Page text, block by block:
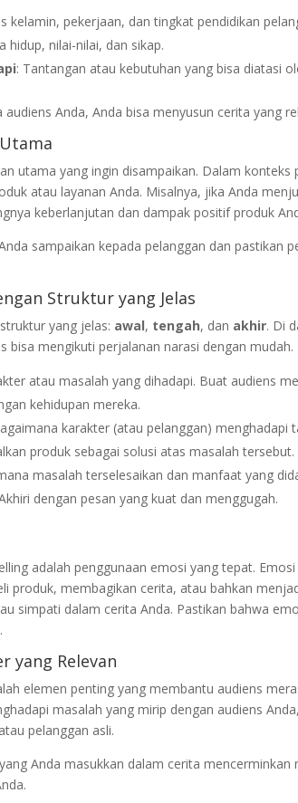
kelamin, pekerjaan, dan tingkat pendidikan
hidup, nilai-nilai, dan sikap.
: Tantangan atau kebutuhan yang bisa diatasi
Anda, Anda bisa menyusun cerita yang
utama yang ingin disampaikan. Dalam
atau layanan Anda. Misalnya, jika Anda
keberlanjutan dan dampak positif produk
sampaikan kepada pelanggan dan pastikan
Struktur yang Jelas
yang jelas: awal, tengah, dan akhir. Di
bisa mengikuti perjalanan narasi dengan mudah.
atau masalah yang dihadapi. Buat audiens
kehidupan mereka.
karakter (atau pelanggan) menghadapi
produk sebagai solusi atas masalah tersebut.
masalah terselesaikan dan manfaat yang
dengan pesan yang kuat dan menggugah.
adalah penggunaan emosi yang tepat.
produk, membagikan cerita, atau bahkan
simpati dalam cerita Anda. Pastikan bahwa
yang Relevan
elemen penting yang membantu audiens
masalah yang mirip dengan audiens
pelanggan asli.
Anda masukkan dalam cerita mencerminkan